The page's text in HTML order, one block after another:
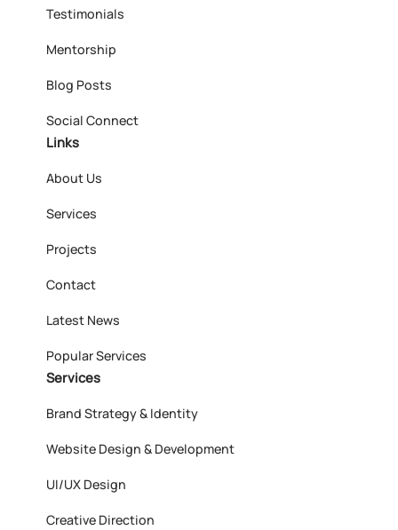
Testimonials
Mentorship
Blog Posts
Social Connect
Links
About Us
Services
Projects
Contact
Latest News
Popular Services
Services
Brand Strategy & Identity
Website Design & Development
UI/UX Design
Creative Direction